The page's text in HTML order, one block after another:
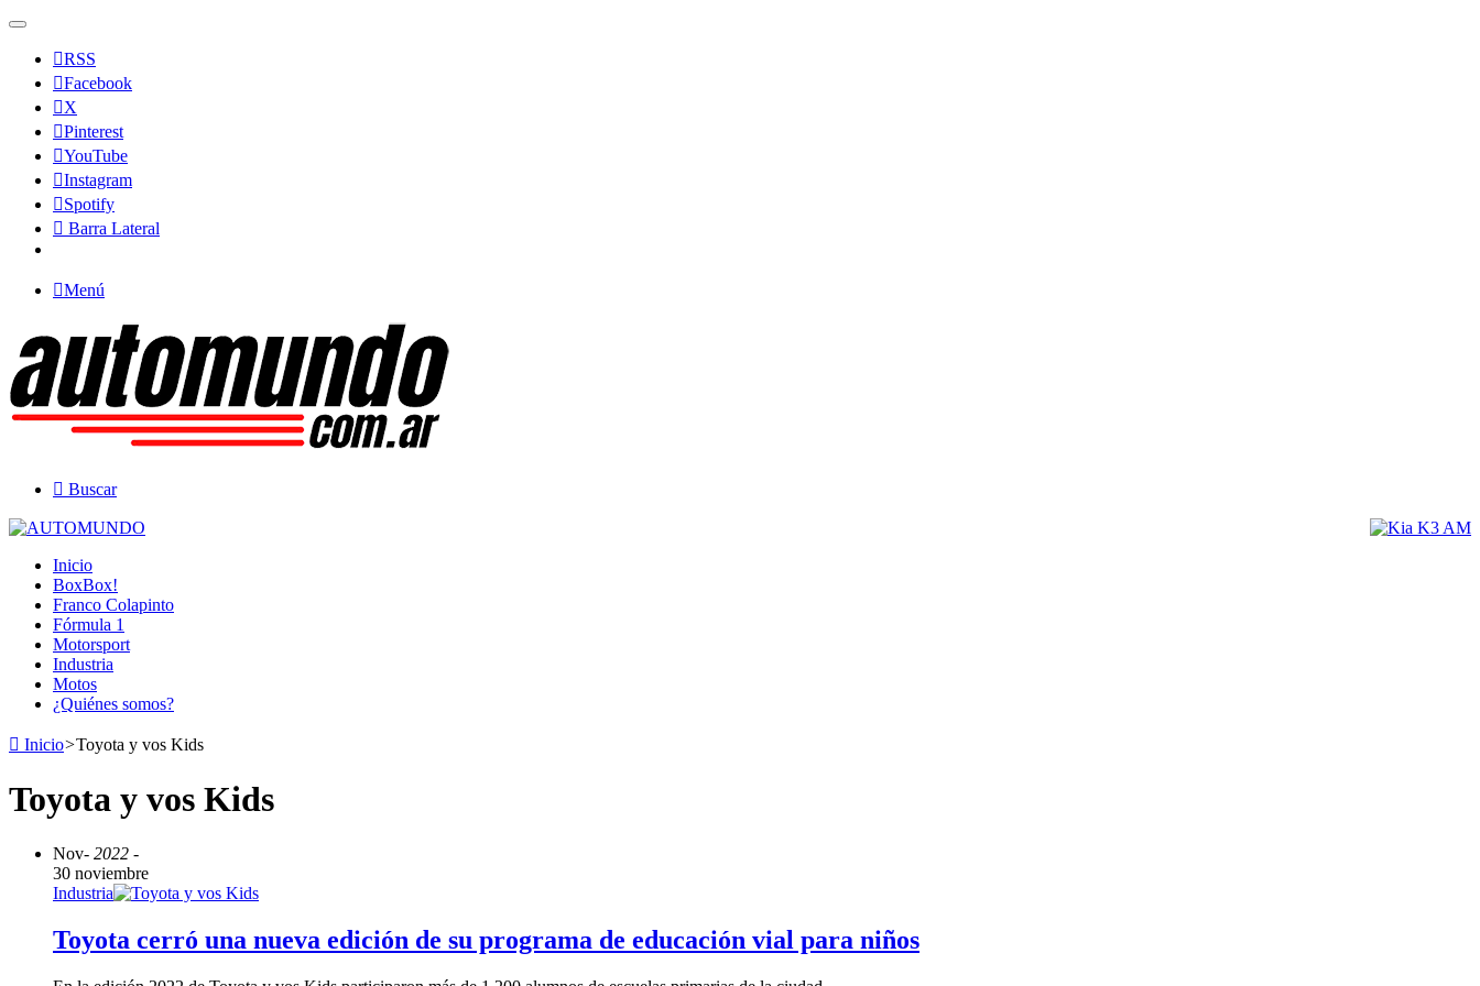
RSS
Facebook
X
Pinterest
YouTube
Instagram
Spotify
Barra Lateral
Menú
Buscar
Inicio
BoxBox!
Franco Colapinto
Fórmula 1
Motorsport
Industria
Motos
¿Quiénes somos?
Inicio>Toyota y vos Kids
Toyota y vos Kids
Nov- 2022 -
30 noviembre
Industria
Toyota cerró una nueva edición de su programa de educación vial para niños